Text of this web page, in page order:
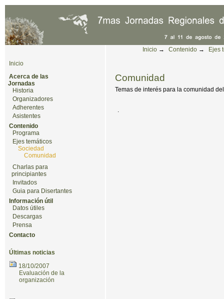
Cambiar a contenido.|Saltar a navegación
Herramientas Personales
Inicio → Contenido → Ejes
Comunidad
Temas de interés para la comunidad
.
Inicio
Acerca de las
Jornadas
Historia
Organizadores
Adherentes
Asistentes
Contenido
Programa
Ejes temáticos
Sociedad
Comunidad
Charlas para
principiantes
Invitados
Guia para Disertantes
Información útil
Datos útiles
Descargas
Prensa
Contacto
Últimas noticias
18/10/2007
Evaluación de la
organización